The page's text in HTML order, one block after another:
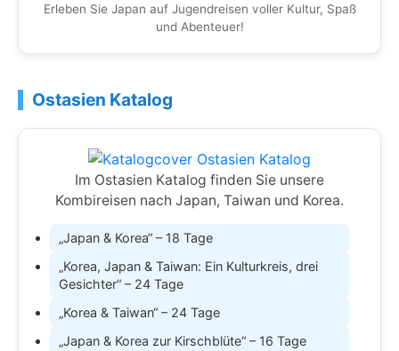
Erleben Sie Japan auf Jugendreisen voller Kultur, Spaß
und Abenteuer!
Ostasien Katalog
Im Ostasien Katalog finden Sie unsere
Kombireisen nach Japan, Taiwan und Korea.
„Japan & Korea“ – 18 Tage
„Korea, Japan & Taiwan: Ein Kulturkreis, drei
Gesichter“ – 24 Tage
„Korea & Taiwan“ – 24 Tage
„Japan & Korea zur Kirschblüte“ – 16 Tage